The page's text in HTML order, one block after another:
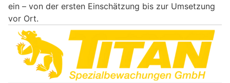
ein – von der ersten Einschätzung bis zur Umsetzung
vor Ort.